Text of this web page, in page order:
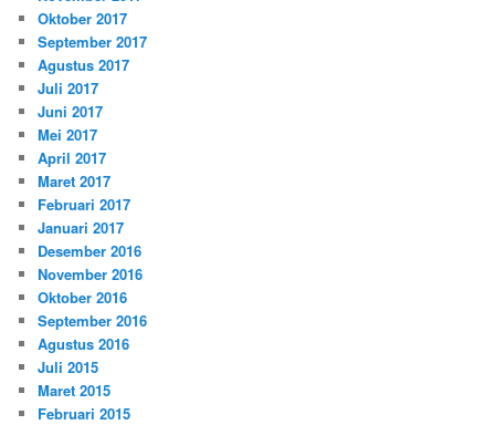
Oktober 2017
September 2017
Agustus 2017
Juli 2017
Juni 2017
Mei 2017
April 2017
Maret 2017
Februari 2017
Januari 2017
Desember 2016
November 2016
Oktober 2016
September 2016
Agustus 2016
Juli 2015
Maret 2015
Februari 2015